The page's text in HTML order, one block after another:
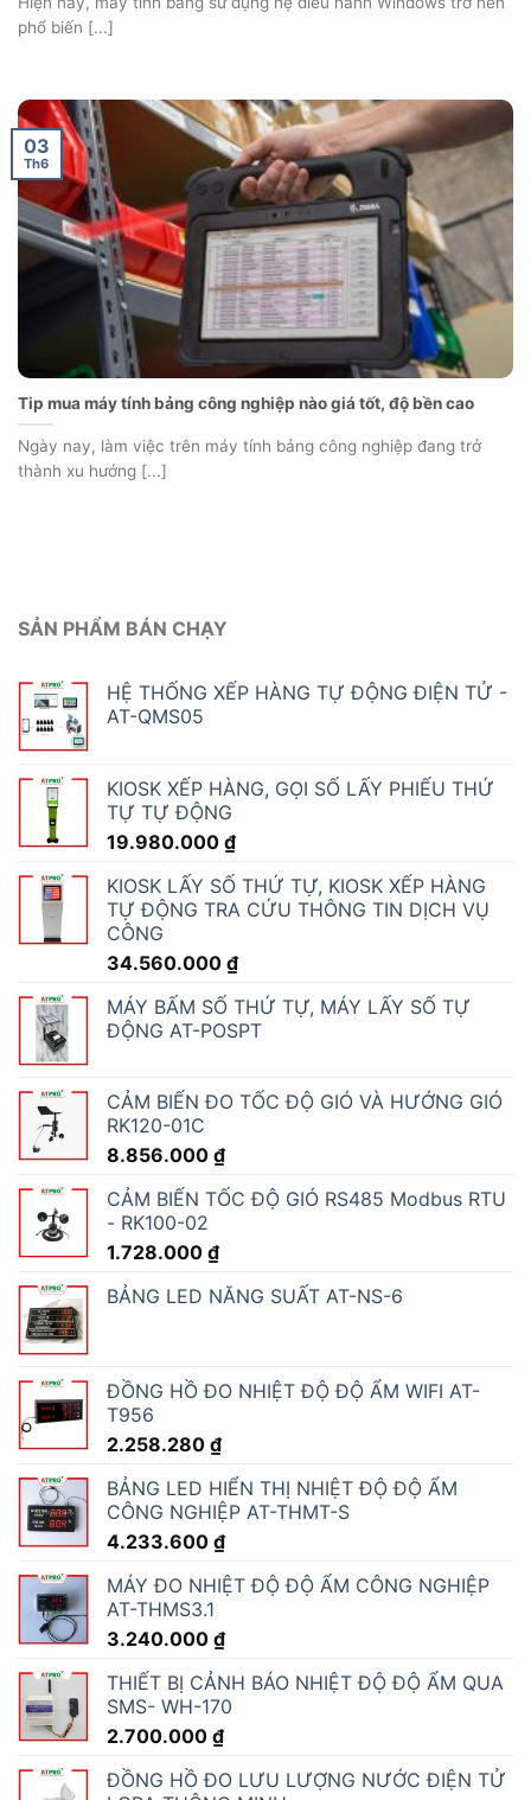
phổ biến [...]
Tip mua máy tính bảng công nghiệp nào giá tốt, độ bền cao
Ngày nay, làm việc trên máy tính bảng công nghiệp đang trở
thành xu hướng [...]
03
Th6
SẢN PHẨM BÁN CHẠY
HỆ THỐNG XẾP HÀNG TỰ ĐỘNG ĐIỆN TỬ -
AT-QMS05
KIOSK XẾP HÀNG, GỌI SỐ LẤY PHIẾU THỨ
TỰ TỰ ĐỘNG
19.980.000 ₫
KIOSK LẤY SỐ THỨ TỰ, KIOSK XẾP HÀNG
TỰ ĐỘNG TRA CỨU THÔNG TIN DỊCH VỤ
CÔNG
34.560.000 ₫
MÁY BẤM SỐ THỨ TỰ, MÁY LẤY SỐ TỰ
ĐỘNG AT-POSPT
CẢM BIẾN ĐO TỐC ĐỘ GIÓ VÀ HƯỚNG GIÓ
RK120-01C
8.856.000 ₫
CẢM BIẾN TỐC ĐỘ GIÓ RS485 Modbus RTU
- RK100-02
1.728.000 ₫
BẢNG LED NĂNG SUẤT AT-NS-6
ĐỒNG HỒ ĐO NHIỆT ĐỘ ĐỘ ẨM WIFI AT-
T956
2.258.280 ₫
BẢNG LED HIỂN THỊ NHIỆT ĐỘ ĐỘ ẨM
CÔNG NGHIỆP AT-THMT-S
4.233.600 ₫
MÁY ĐO NHIỆT ĐỘ ĐỘ ẨM CÔNG NGHIỆP
AT-THMS3.1
3.240.000 ₫
THIẾT BỊ CẢNH BÁO NHIỆT ĐỘ ĐỘ ẨM QUA
SMS- WH-170
2.700.000 ₫
ĐỒNG HỒ ĐO LƯU LƯỢNG NƯỚC ĐIỆN TỬ